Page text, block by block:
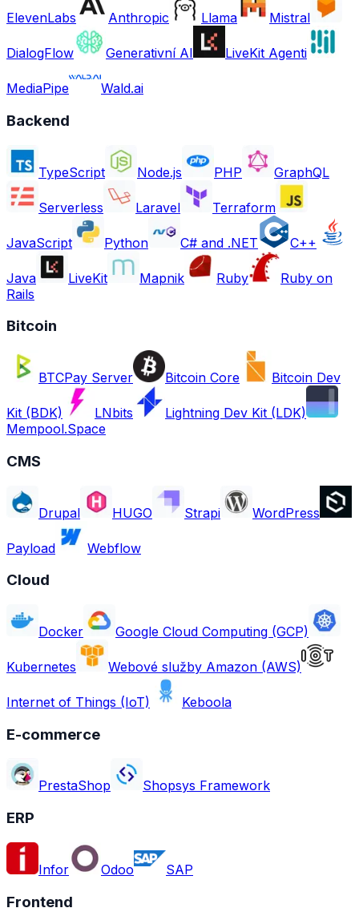
ElevenLabs Anthropic Llama Mistral
DialogFlow Generativní AI LiveKit Agenti
MediaPipe Wald.ai
Backend
TypeScript Node.js PHP GraphQL
Serverless Laravel Terraform
JavaScript Python C# and .NET C++
Java LiveKit Mapnik Ruby
Ruby on
Rails
Bitcoin
BTCPay Server Bitcoin Core Bitcoin Dev
Kit (BDK) LNbits
Lightning Dev Kit (LDK)
Mempool.Space
CMS
Drupal HUGO Strapi WordPress
Payload Webflow
Cloud
Docker Google Cloud Computing (GCP)
Kubernetes Webové služby Amazon (AWS)
Internet of Things (IoT) Keboola
E-commerce
PrestaShop Shopsys Framework
ERP
Infor Odoo SAP
Frontend